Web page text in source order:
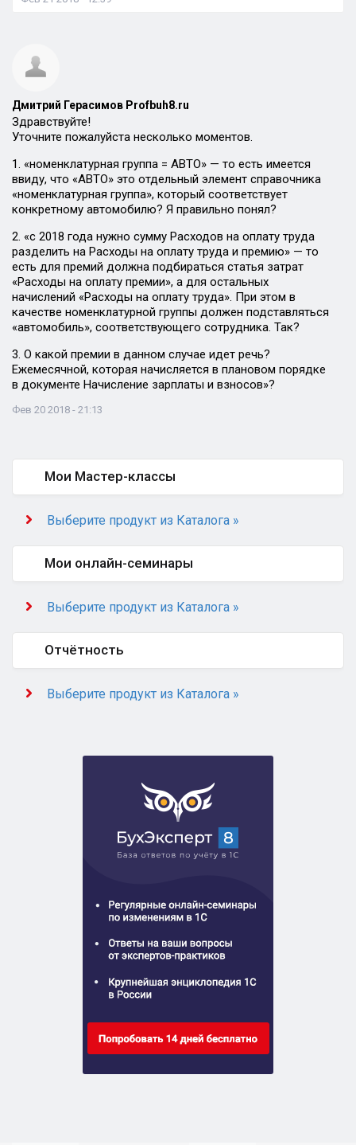
Дмитрий Герасимов Profbuh8.ru
Здравствуйте!
Уточните пожалуйста несколько моментов.
1. «номенклатурная группа = АВТО» — то есть имеется
ввиду, что «АВТО» это отдельный элемент справочника
«номенклатурная группа», который соответствует
конкретному автомобилю? Я правильно понял?
2. «с 2018 года нужно сумму Расходов на оплату труда
разделить на Расходы на оплату труда и премию» — то
есть для премий должна подбираться статья затрат
«Расходы на оплату премии», а для остальных
начислений «Расходы на оплату труда». При этом в
качестве номенклатурной группы должен подставляться
«автомобиль», соответствующего сотрудника. Так?
3. О какой премии в данном случае идет речь?
Ежемесячной, которая начисляется в плановом порядке
в документе Начисление зарплаты и взносов»?
Фев 20 2018 - 21:13
Мои Мастер-классы
Выберите продукт из Каталога »
Мои онлайн-семинары
Выберите продукт из Каталога »
Отчётность
Выберите продукт из Каталога »